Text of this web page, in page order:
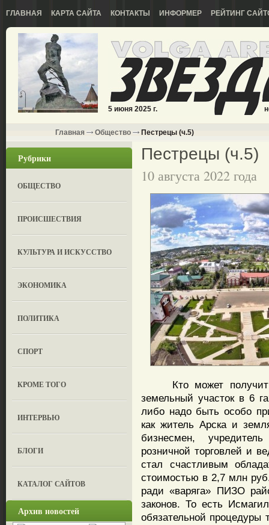
ГЛАВНАЯ КАРТА САЙТА КОНТАКТЫ ИНФОРМЕР РЕЙТИНГ
5 июня 2025 г.
Главная Общество Пестрецы (ч.5)
Рубрики
ОБЩЕСТВО
ПРОИСШЕСТВИЯ
КУЛЬТУРА И ИСКУССТВО
ЭКОНОМИКА
ПОЛИТИКА
СПОРТ
КРОМЕ ТОГО
ИНТЕРВЬЮ
БЛОГИ
КАТАЛОГ САЙТОВ
Архив новостей
Пестрецы (ч.5)
10 августа 2022 года
Кто может получить
земельный участок в 6
либо надо быть особо
как житель Арска и
бизнесмен,
розничной торговлей и
стал счастливым
стоимостью в 2,7 млн
ради «варяга» ПИЗО
законов. То есть
обязательной процедуры